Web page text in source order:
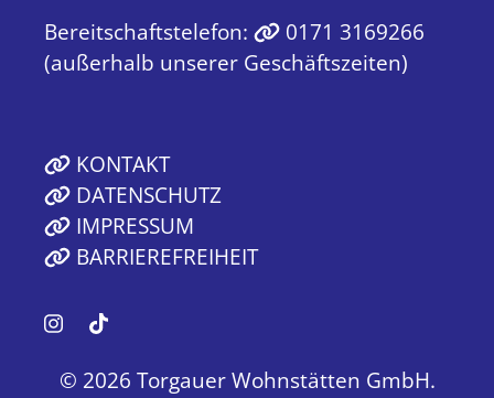
Bereitschaftstelefon:
0171 3169266
(außerhalb unserer Geschäftszeiten)
KONTAKT
DATENSCHUTZ
IMPRESSUM
BARRIEREFREIHEIT
© 2026 Torgauer Wohnstätten GmbH.